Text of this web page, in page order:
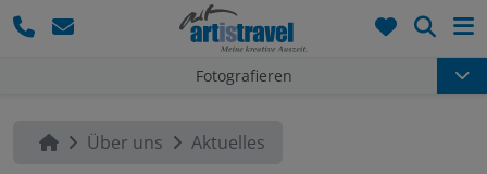
Fotografieren
Über uns Aktuelles